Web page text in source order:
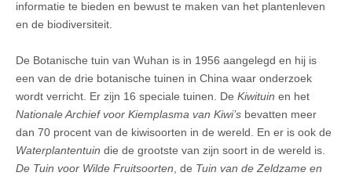
informatie te bieden en bewust te maken van het plantenleven
en de biodiversiteit.
De Botanische tuin van Wuhan is in 1956 aangelegd en hij is
een van de drie botanische tuinen in China waar onderzoek
wordt verricht. Er zijn 16 speciale tuinen. De Kiwituin en het
Nationale Archief voor Kiemplasma van Kiwi’s bevatten meer
dan 70 procent van de kiwisoorten in de wereld. En er is ook de
Waterplantentuin die de grootste van zijn soort in de wereld is.
De Tuin voor Wilde Fruitsoorten, de Tuin van de Zeldzame en